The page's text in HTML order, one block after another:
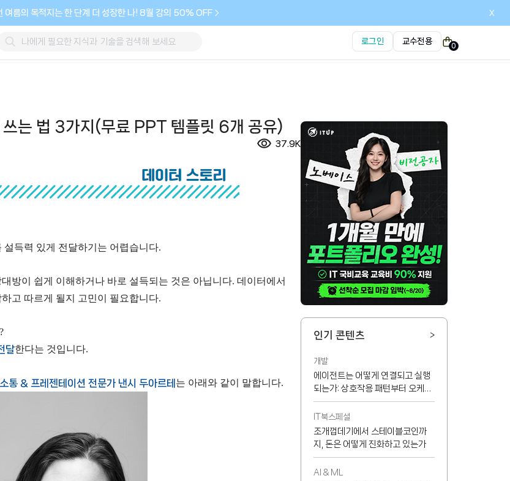
여름의 목적지는 한 단계 더 성장한 나! 8월 강의 50% OFF x
로그인 교수전용
0
쓰는 법 3가지(무료 PPT 템플릿 6개 공유)
37.9K
득력 있게 전달하기는 어렵습니다.
방이 쉽게 이해하거나 바로 설득되는 것은 아닙니다. 데이터에서
고 따르게 될지 고민이 필요합니다.
달한다는 것입니다.
통 & 프레젠테이션 전문가 낸시 두아르테 는 아래와 같이 말합니다.
인기 콘텐츠 >
개발
에이전트는 어떻게 연결되고 실행
되는가: 상호작용 패턴부터 오케스
트레이터, MCP까지
IT북스페셜
조개껍데기에서 스테이블코인까
지, 돈은 어떻게 진화하고 있는가
AI & ML